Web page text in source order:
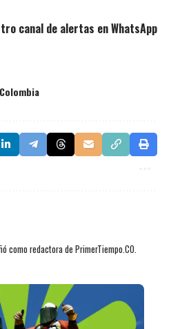
canal de alertas en WhatsApp
como redactora de PrimerTiempo.CO.